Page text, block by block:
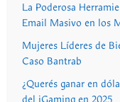
La Poderosa
Email Masivo en los
Mujeres Líderes de
Caso Bantrab
¿Querés ganar en